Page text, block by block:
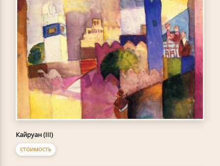
Кайруан (III)
СТОИМОСТЬ